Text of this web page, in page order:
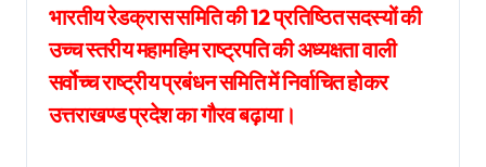
भारतीय रेडक्रास समिति की 12 प्रतिष्ठित सदस्यों की
उच्च स्तरीय महामहिम राष्ट्रपति की अध्यक्षता वाली
सर्वोच्च राष्ट्रीय प्रबंधन समिति में निर्वाचित होकर
उत्तराखण्ड प्रदेश का गौरव बढ़ाया।